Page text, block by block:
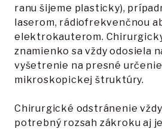
ranu šijeme plasticky),
laserom, rádiofrekvenčnou
elektrokauterom.
znamienko sa vždy odosiela
vyšetrenie na presné
mikroskopickej štruktúry.
Chirurgické odstránenie
potrebný rozsah zákroku aj